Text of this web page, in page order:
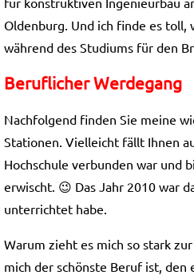
Oldenburg. Und ich finde es toll,
während des Studiums für den
Beruflicher Werdegang
Nachfolgend finden Sie meine
Stationen. Vielleicht fällt Ihnen
Hochschule verbunden war und
erwischt. 😉 Das Jahr 2010 war
unterrichtet habe.
Warum zieht es mich so stark
mich der schönste Beruf ist, den